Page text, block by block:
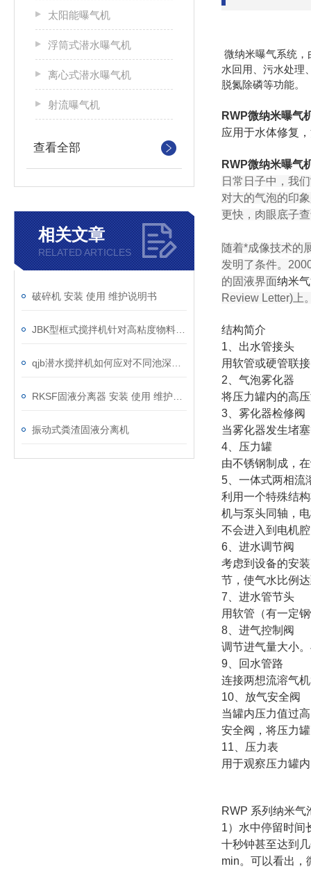
太阳能曝气机
浮筒式潜水曝气机
离心式潜水曝气机
射流曝气机
查看全部
相关文章
RELATED ARTICLES
破碎机 安装 使用 维护说明书
振动式粪渣固液分离机
微纳米曝气系统
水回用、污水处理
脱氮除磷等功能。
RWP微纳米曝气
应用于水体修复
RWP微纳米曝气
日常日子中，我
对大的气泡的印
更快，肉眼底子
随着*成像技术的
发明了条件。
的固液界面纳米
Review Letter)上
结构简介
1、出水管接头
用软管或硬管联
2、气泡雾化器
将压力罐内的高
3、雾化器检修阀
当雾化器发生堵
4、压力罐
由不锈钢制成，
5、一体式两相流
利用一个特殊结
机与泵头同轴，
不会进入到电机
6、进水调节阀
考虑到设备的安
节，使气水比例
7、进水管节头
用软管（有一定
8、进气控制阀
调节进气量大小
9、回水管路
连接两想流溶气
10、放气安全阀
当罐内压力值过
安全阀，将压力
11、压力表
用于观察压力罐
RWP 系列纳米气
1）水中停留时间
十秒钟甚至达到
min。可以看出，